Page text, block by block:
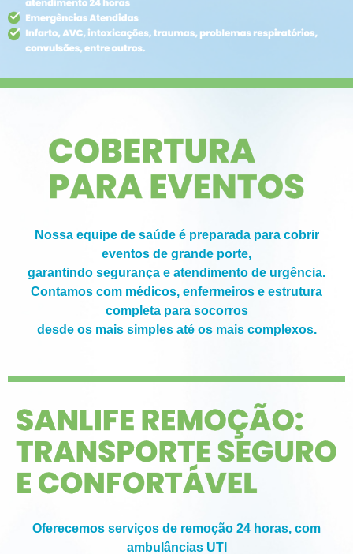
Nossa equipe de saúde é preparada para cobrir
eventos de grande porte,
garantindo segurança e atendimento de urgência.
Contamos com médicos, enfermeiros e estrutura
completa para socorros
desde os mais simples até os mais complexos.
Oferecemos serviços de remoção 24 horas, com
ambulâncias UTI